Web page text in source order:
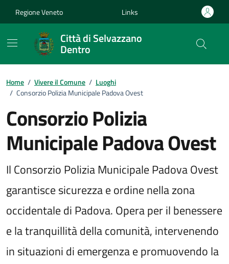
Regione Veneto Links
Città di Selvazzano
Dentro
Home / Vivere il Comune / Luoghi
/ Consorzio Polizia Municipale Padova Ovest
Consorzio Polizia
Municipale Padova Ovest
Il Consorzio Polizia Municipale Padova Ovest
garantisce sicurezza e ordine nella zona
occidentale di Padova. Opera per il benessere
e la tranquillità della comunità, intervenendo
in situazioni di emergenza e promuovendo la